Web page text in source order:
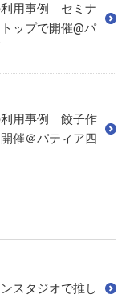
用事例｜セミナ
ップで開催@パ
用事例｜餃子作
催＠パティア四
スタジオで推し